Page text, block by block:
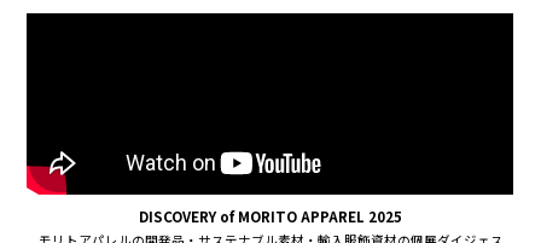
DISCOVERY of MORITO APPAREL 2025